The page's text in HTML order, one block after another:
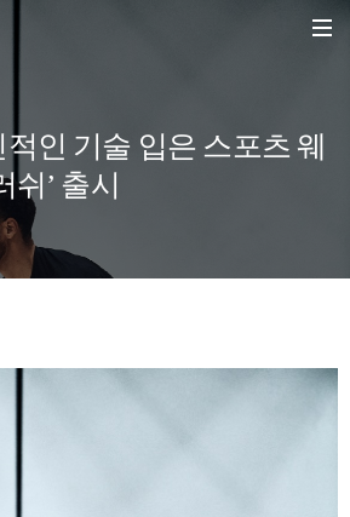
인 기술 입은 스포츠 웨
쉬’ 출시